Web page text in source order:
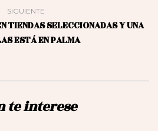
SIGUIENTE
TIENDAS SELECCIONADAS Y UNA
ESTÁ EN PALMA
te interese